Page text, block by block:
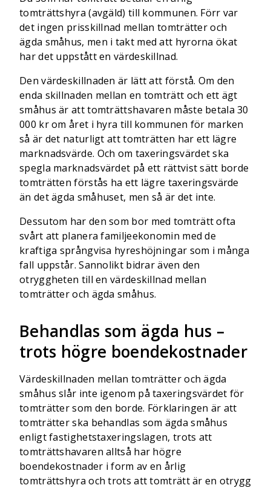
tomträttshyra (avgäld) till kommunen. Förr var
det ingen prisskillnad mellan tomträtter och
ägda småhus, men i takt med att hyrorna ökat
har det uppstått en värdeskillnad.
Den värdeskillnaden är lätt att förstå. Om den
enda skillnaden mellan en tomträtt och ett ägt
småhus är att tomträttshavaren måste betala 30
000 kr om året i hyra till kommunen för marken
så är det naturligt att tomträtten har ett lägre
marknadsvärde. Och om taxeringsvärdet ska
spegla marknadsvärdet på ett rättvist sätt borde
tomträtten förstås ha ett lägre taxeringsvärde
än det ägda småhuset, men så är det inte.
Dessutom har den som bor med tomträtt ofta
svårt att planera familjeekonomin med de
kraftiga språngvisa hyreshöjningar som i många
fall uppstår. Sannolikt bidrar även den
otryggheten till en värdeskillnad mellan
tomträtter och ägda småhus.
Behandlas som ägda hus –
trots högre boendekostnader
Värdeskillnaden mellan tomträtter och ägda
småhus slår inte igenom på taxeringsvärdet för
tomträtter som den borde. Förklaringen är att
tomträtter ska behandlas som ägda småhus
enligt fastighetstaxeringslagen, trots att
tomträttshavaren alltså har högre
boendekostnader i form av en årlig
tomträttshyra och trots att tomträtt är en otrygg